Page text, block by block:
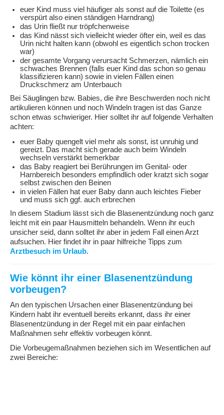
euer Kind muss viel häufiger als sonst auf die Toilette (es
verspürt also einen ständigen Harndrang)
das Urin fließt nur tröpfchenweise
das Kind nässt sich vielleicht wieder öfter ein, weil es das
Urin nicht halten kann (obwohl es eigentlich schon trocken
war)
der gesamte Vorgang verursacht Schmerzen, nämlich ein
schwaches Brennen (falls euer Kind das schon so genau
klassifizieren kann) sowie in vielen Fällen einen
Druckschmerz am Unterbauch
Bei Säuglingen bzw. Babies, die ihre Beschwerden noch nicht
artikulieren können und noch Windeln tragen ist das Ganze
schon etwas schwieriger. Hier solltet ihr auf folgende Verhalten
achten:
euer Baby quengelt viel mehr als sonst, ist unruhig und
gereizt. Das macht sich gerade auch beim Windeln
wechseln verstärkt bemerkbar
das Baby reagiert bei Berührungen im Genital- oder
Harnbereich besonders empfindlich oder kratzt sich sogar
selbst zwischen den Beinen
in vielen Fällen hat euer Baby dann auch leichtes Fieber
und muss sich ggf. auch erbrechen
In diesem Stadium lässt sich die Blasenentzündung noch ganz
leicht mit ein paar Hausmitteln behandeln. Wenn ihr euch
unsicher seid, dann solltet ihr aber in jedem Fall einen Arzt
aufsuchen. Hier findet ihr in paar hilfreiche Tipps zum
Arztbesuch im Urlaub.
Wie könnt ihr einer Blasenentzündung
vorbeugen?
An den typischen Ursachen einer Blasenentzündung bei
Kindern habt ihr eventuell bereits erkannt, dass ihr einer
Blasenentzündung in der Regel mit ein paar einfachen
Maßnahmen sehr effektiv vorbeugen könnt.
Die Vorbeugemaßnahmen beziehen sich im Wesentlichen auf
zwei Bereiche: